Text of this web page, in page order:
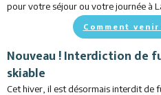
Restaurants
Services
Animations
pour votre séjour ou votre journée à
Comment
Nouveau ! Interdiction de
skiable
Cet hiver, il est désormais interdit de